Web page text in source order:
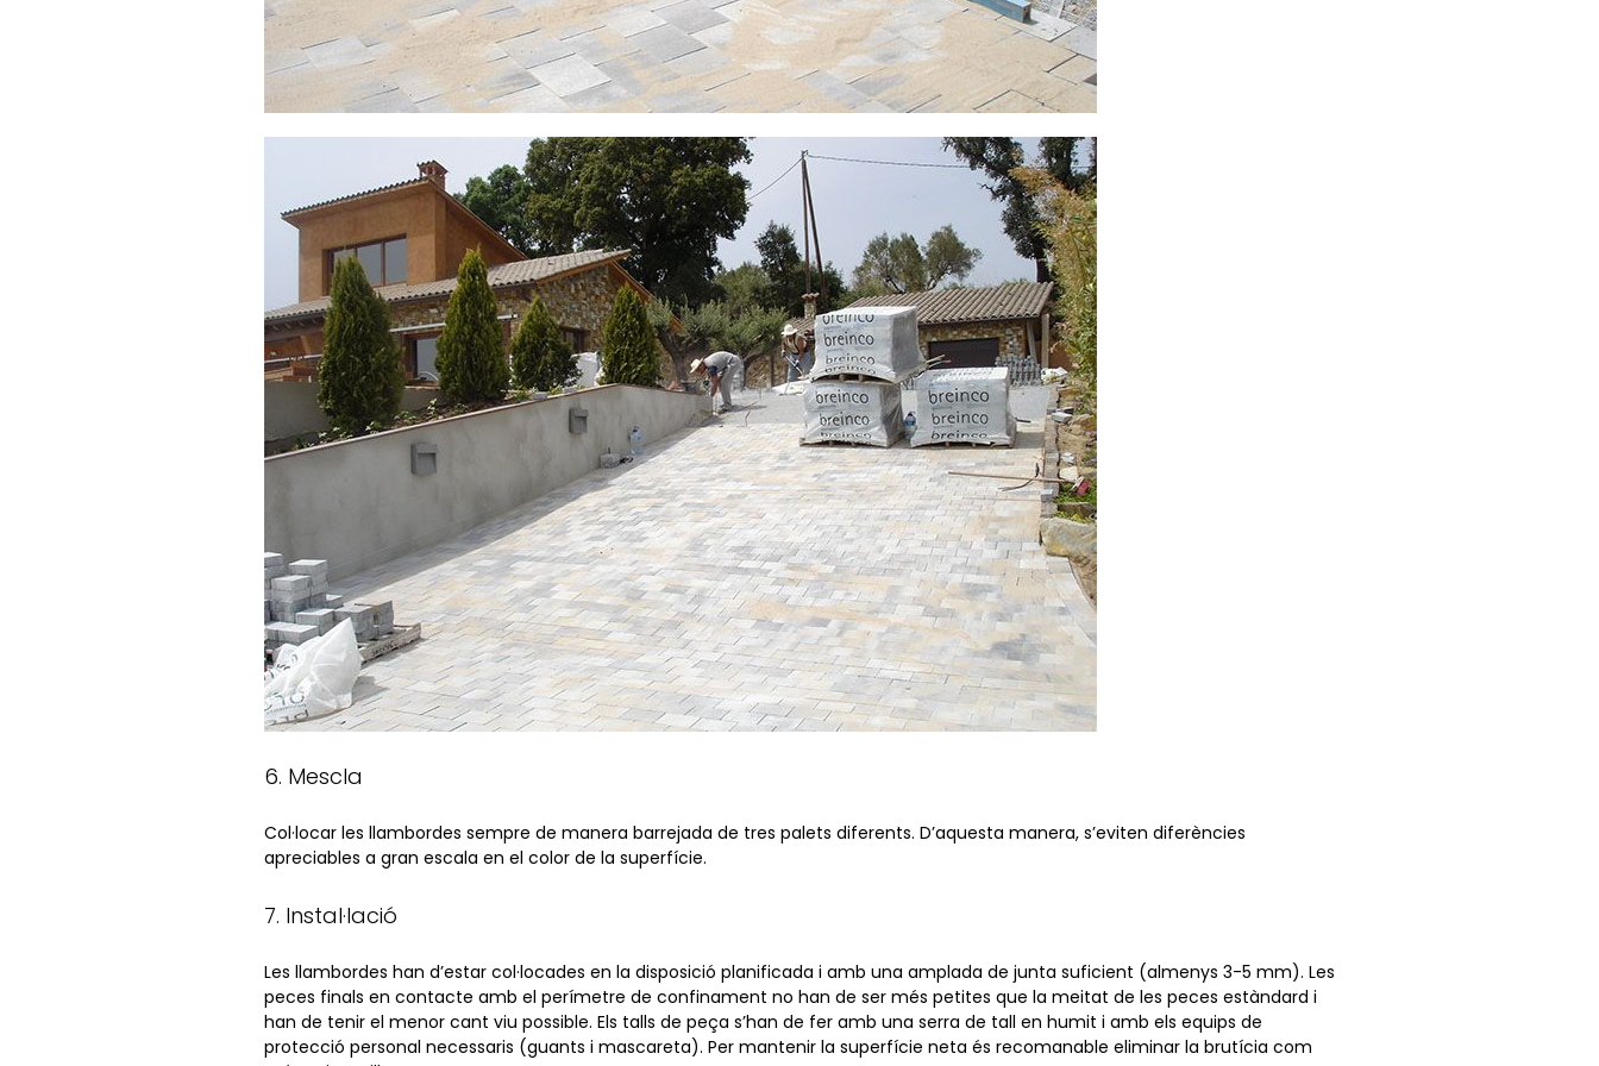
6. Mescla
Col·locar les llambordes sempre de manera barrejada de tres palets diferents. D’aquesta manera, s’eviten diferències
apreciables a gran escala en el color de la superfície.
7. Instal·lació
Les llambordes han d’estar col·locades en la disposició planificada i amb una amplada de junta suficient (almenys 3-5 mm). Les
peces finals en contacte amb el perímetre de confinament no han de ser més petites que la meitat de les peces estàndard i
han de tenir el menor cant viu possible. Els talls de peça s’han de fer amb una serra de tall en humit i amb els equips de
protecció personal necessaris (guants i mascareta). Per mantenir la superfície neta és recomanable eliminar la brutícia com